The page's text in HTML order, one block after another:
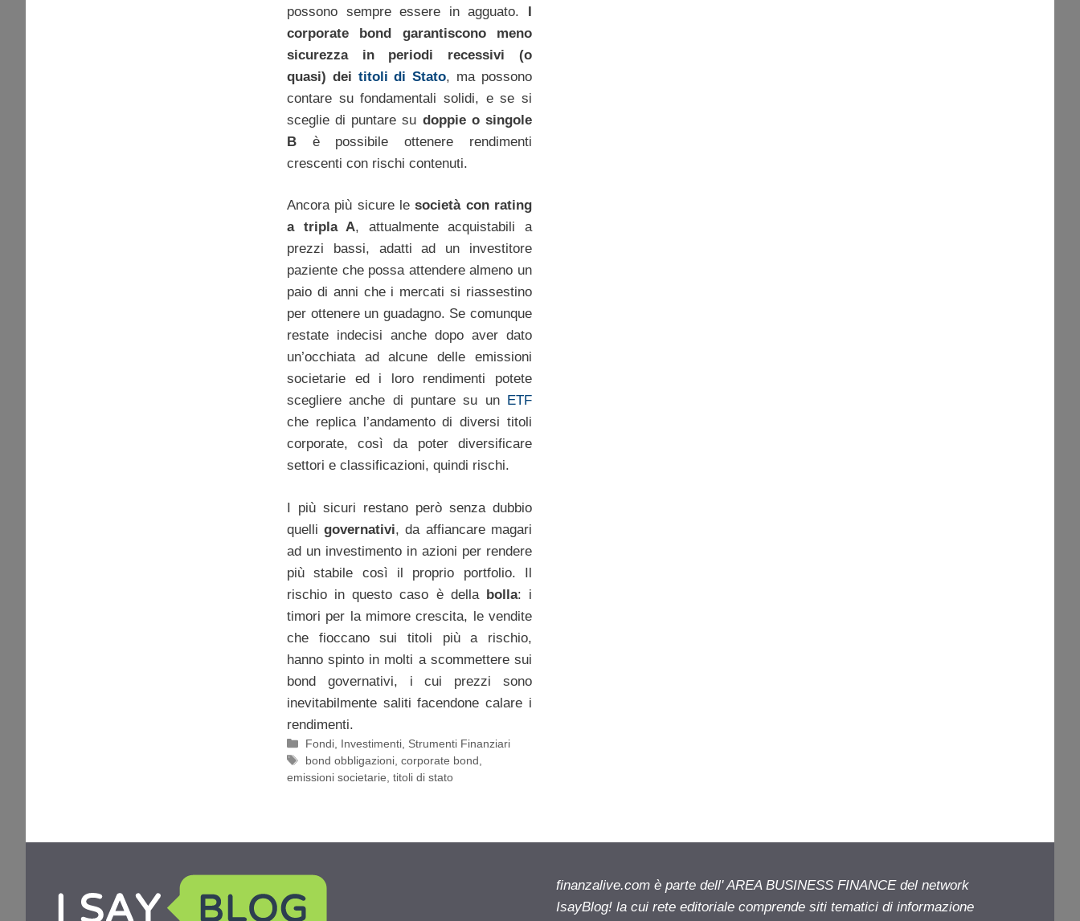
possono sempre essere in agguato. I
corporate bond garantiscono meno
sicurezza in periodi recessivi (o
quasi) dei titoli di Stato, ma possono
contare su fondamentali solidi, e se si
sceglie di puntare su doppie o singole
Bè possibile ottenere rendimenti
crescenti con rischi contenuti.
Ancora più sicure lesocietà con rating
a tripla A, attualmente acquistabili a
prezzi bassi, adatti ad un investitore
paziente che possa attendere almeno un
paio di anni che i mercati si riassestino
per ottenere un guadagno. Se comunque
restate indecisi anche dopo aver dato
un’occhiata ad alcune delle emissioni
societarie ed i loro rendimenti potete
scegliere anche di puntare su un
ETF
che replica l’andamento di diversi titoli
corporate, così da poter diversificare
settori e classificazioni, quindi rischi.
I più sicuri restano però senza dubbio
quelligovernativi, da affiancare magari
ad un investimento in azioni per rendere
più stabile così il proprio portfolio. Il
rischio in questo caso è della bolla: i
timori per la mimore crescita, le vendite
che fioccano sui titoli più a rischio,
hanno spinto in molti a scommettere sui
bond governativi, i cui prezzi sono
inevitabilmente saliti facendone calare i
rendimenti.
Categorie
Fondi Investimenti Strumenti Finanziari
Tag
bond obbligazioni ,corporate bond
emissioni societarie titoli di stato
finanzalive.com è parte dell' AREA BUSINESS FINANCE del network
IsayBlog! la cui rete editoriale comprende siti tematici di informazione